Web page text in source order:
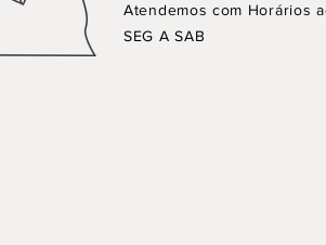
Atendemos com Horários
SEG A SAB